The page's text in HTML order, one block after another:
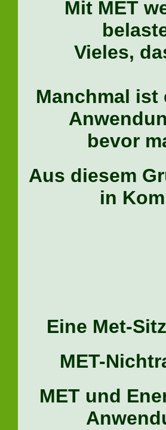
Mit MET
Vieles,
Manchmal ist
bevor
Aus diesem
in
Eine Met-
MET-
MET und